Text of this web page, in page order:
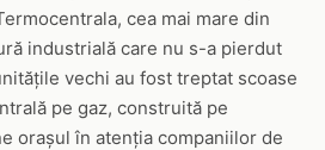
cea mai mare din
industrială care nu s-a pierdut
vechi au fost treptat scoase
pe gaz, construită pe
orașul în atenția companiilor de